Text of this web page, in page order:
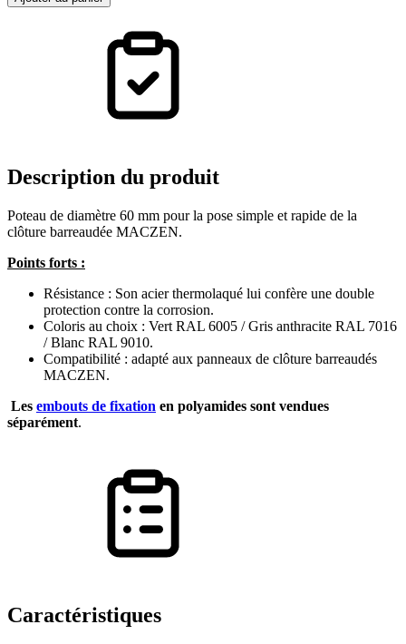
Description du produit
Poteau de diamètre 60 mm pour la pose simple et rapide de la
clôture barreaudée MACZEN.
Points forts :
Résistance : Son acier thermolaqué lui confère une double
protection contre la corrosion.
Coloris au choix : Vert RAL 6005 / Gris anthracite RAL 7016
/ Blanc RAL 9010.
Compatibilité : adapté aux panneaux de clôture barreaudés
MACZEN.
Les embouts de fixation en polyamides sont vendues
séparément.
Caractéristiques